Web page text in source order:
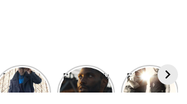
7 filmes e
séries que
Resistência
– A
Entenda as
polêmicas